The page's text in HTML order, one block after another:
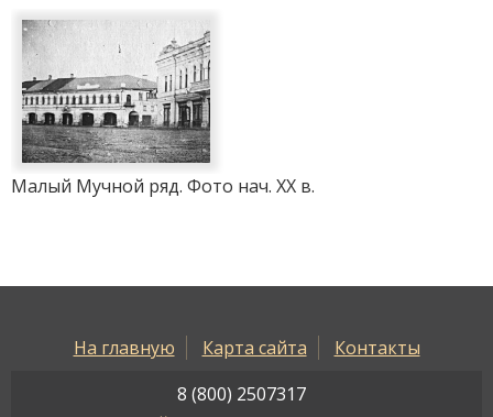
Малый Мучной ряд. Фото нач. ХХ в.
На главную Карта сайта
Контакты
8 (800) 2507317